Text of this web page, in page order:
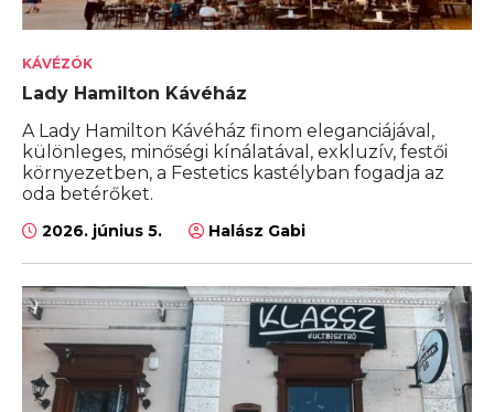
KÁVÉZÓK
Lady Hamilton Kávéház
A Lady Hamilton Kávéház finom eleganciájával,
különleges, minőségi kínálatával, exkluzív, festői
környezetben, a Festetics kastélyban fogadja az
oda betérőket.
2026. június 5. Halász Gabi